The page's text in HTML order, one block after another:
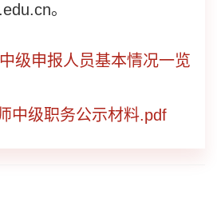
。
级申报人员基本情况一览
中级职务公示材料.pdf